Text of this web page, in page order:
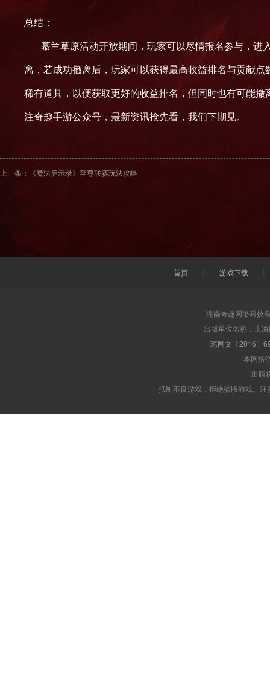
总结：
慕兰草原活动开放期间，玩家可以尽情报名参与，进
离，若成功撤离后，玩家可以获得最高收益排名与贡献
稀有道具，以便获取更好的收益排名，但同时也有可能
注奇趣手游公众号，最新资讯抢先看，我们下期见。
上一条： 《魔法启示录》至尊联赛玩法攻略
首页 游戏下载
海南奇趣网络科技
出版单位名称：上
琼网文〔2016〕
本网络
出版
抵制不良游戏，拒绝盗版游戏。